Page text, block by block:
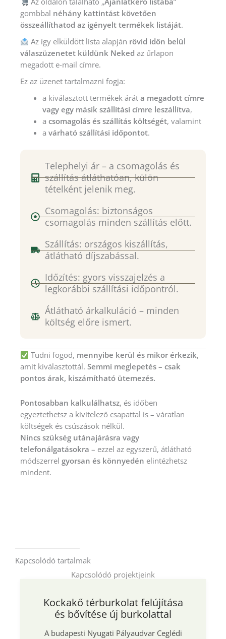
gombbal néhány kattintást követően
összeállíthatod az igényelt termékek listáját.
Az így elküldött lista alapján rövid időn belül
válaszüzenetet küldünk Neked az űrlapon
megadott e-mail címre.
Ez az üzenet tartalmazni fogja:
a kiválasztott termékek árát a megadott címre
vagy egy másik szállítási címre leszállítva,
a csomagolás és szállítás költségét, valamint
a várható szállítási időpontot.
Telephelyi ár – a csomagolás és
szállítás átláthatóan, külön
tételként jelenik meg.
Csomagolás: biztonságos
csomagolás minden szállítás előtt.
Szállítás: országos kiszállítás,
átlátható díjszabással.
Időzítés: gyors visszajelzés a
legkorábbi szállítási időpontról.
Átlátható árkalkuláció – minden
költség előre ismert.
Tudni fogod, mennyibe kerül és mikor érkezik,
amit kiválasztottál. Semmi meglepetés – csak
pontos árak, kiszámítható ütemezés.
Pontosabban kalkulálhatsz, és időben
egyeztethetsz a kivitelező csapattal is – váratlan
költségek és csúszások nélkül.
Nincs szükség utánajárásra vagy
telefonálgatásokra – ezzel az egyszerű, átlátható
módszerrel gyorsan és könnyedén elintézhetsz
mindent.
Kapcsolódó tartalmak
Kapcsolódó projektjeink
Kockakő térburkolat felújítása
és bővítése új burkolattal
A budapesti Nyugati Pályaudvar Ceglédi